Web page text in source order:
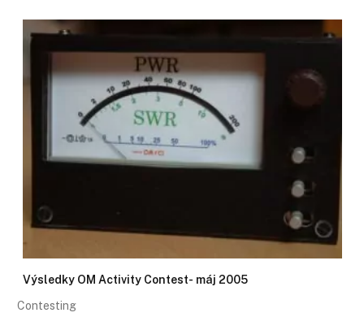
Výsledky OM Activity Contest- máj 2005
Contesting